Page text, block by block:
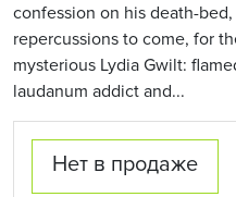
confession on his death-
repercussions to come, for
mysterious Lydia Gwilt:
laudanum addict and...
Нет в продаже